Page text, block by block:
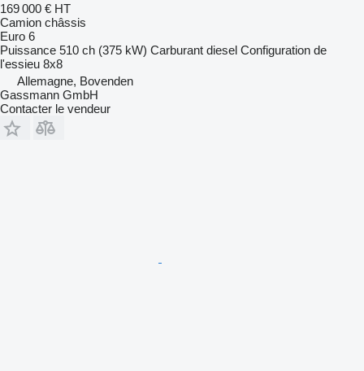
169 000 € HT
Camion châssis
Euro 6
Puissance 510 ch (375 kW) Carburant diesel Configuration de
l'essieu 8x8
Allemagne, Bovenden
Gassmann GmbH
Contacter le vendeur